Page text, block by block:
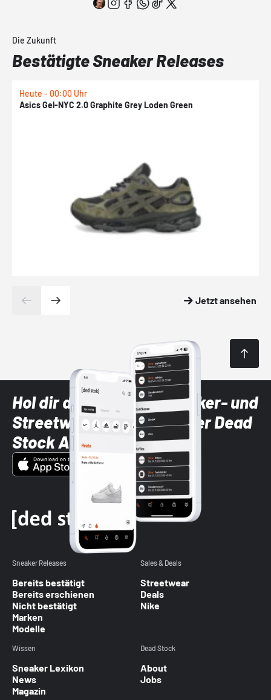
Die Zukunft
Bestätigte Sneaker Releases
Heute - 00:00 Uhr
Asics Gel-NYC 2.0 Graphite Grey Loden Green
Jetzt ansehen
Hol dir die neuesten Sneaker- und
Streetwear-Brands mit der Dead
Stock App
Sneaker Releases
Bereits bestätigt
Bereits erschienen
Nicht bestätigt
Marken
Modelle
Sales & Deals
Streetwear
Deals
Nike
Wissen
Sneaker Lexikon
News
Magazin
Dead Stock
About
Jobs